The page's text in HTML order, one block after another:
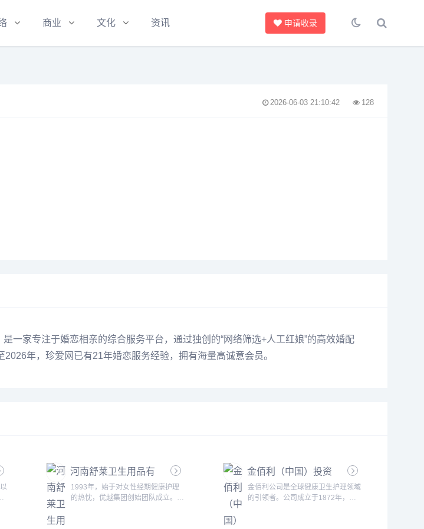
商业 文化 资讯 申请收录
2026-06-03 21:10:42 128
一家专注于婚恋相亲的综合服务平台，通过独创的“网络筛选+人工红娘”的高效婚配
年，珍爱网已有21年婚恋服务经验，拥有海量高诚意会员。
河南舒莱卫生用品有
限公司
1993年，始于对女性经期健康护理
的热忱，优越集团创始团队成立。多
金佰利（中国）投资
有限公司
金佰利公司是全球健康卫生护理领域
的引领者。公司成立于1872年，目